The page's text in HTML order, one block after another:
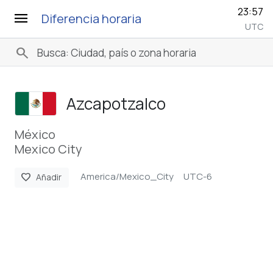
menu Diferencia horaria 23:57
UTC
search
Azcapotzalco
México
Mexico City
favorite Añadir America/Mexico_City UTC-6